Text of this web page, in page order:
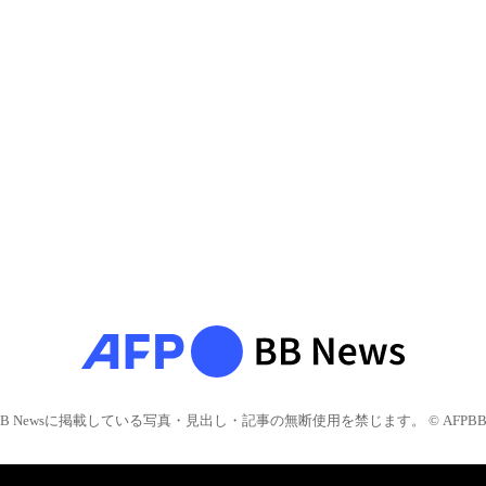
Newsに掲載している写真・見出し・記事の無断使用を禁じます。 © AFPBB